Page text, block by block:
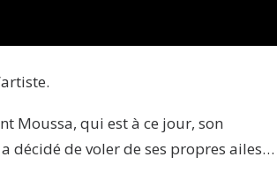
Moussa, qui est à ce jour, son
décidé de voler de ses propres ailes…